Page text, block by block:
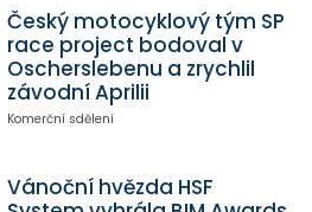
Český motocyklový tým SP
race project bodoval v
Oscherslebenu a zrychlil
závodní Aprilii
Komerční sdělení
Vánoční hvězda HSF